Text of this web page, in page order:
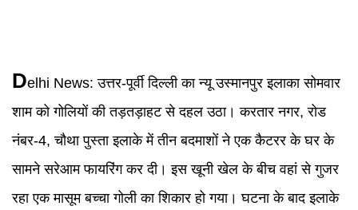
Delhi News: उत्तर-पूर्वी दिल्ली का न्यू उस्मानपुर इलाका सोमवार
शाम को गोलियों की तड़तड़ाहट से दहल उठा। करतार नगर, रोड
नंबर-4, चौथा पुस्ता इलाके में तीन बदमाशों ने एक कैटरर के घर के
सामने सरेआम फायरिंग कर दी। इस खूनी खेल के बीच वहां से गुजर
रहा एक मासूम बच्चा गोली का शिकार हो गया। घटना के बाद इलाके